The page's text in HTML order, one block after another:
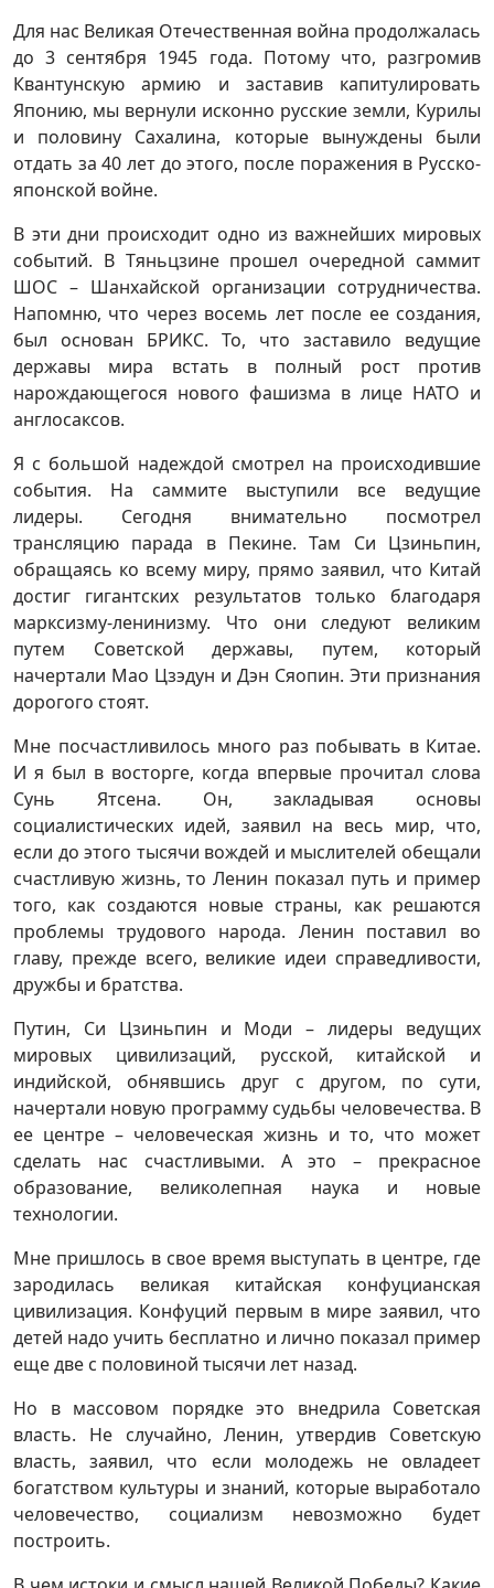
Для нас Великая Отечественная война продолжалась
до 3 сентября 1945 года. Потому что, разгромив
Квантунскую армию и заставив капитулировать
Японию, мы вернули исконно русские земли, Курилы
и половину Сахалина, которые вынуждены были
отдать за 40 лет до этого, после поражения в Русско-
японской войне.
В эти дни происходит одно из важнейших мировых
событий. В Тяньцзине прошел очередной саммит
ШОС – Шанхайской организации сотрудничества.
Напомню, что через восемь лет после ее создания,
был основан БРИКС. То, что заставило ведущие
державы мира встать в полный рост против
нарождающегося нового фашизма в лице НАТО и
англосаксов.
Я с большой надеждой смотрел на происходившие
события. На саммите выступили все ведущие
лидеры. Сегодня внимательно посмотрел
трансляцию парада в Пекине. Там
Си Цзиньпин,
обращаясь ко всему миру, прямо заявил, что Китай
достиг гигантских результатов только благодаря
марксизму-ленинизму. Что они следуют великим
путем Советской державы, путем, который
начертали Мао Цзэдун и Дэн Сяопин. Эти признания
дорогого стоят.
Мне посчастливилось много раз побывать в Китае.
И я был в восторге, когда впервые прочитал слова
Сунь Ятсена. Он, закладывая основы
социалистических идей, заявил на весь мир, что,
если до этого тысячи вождей и мыслителей обещали
счастливую жизнь, то Ленин показал путь и пример
того, как создаются новые страны, как решаются
проблемы трудового народа. Ленин поставил во
главу, прежде всего, великие идеи справедливости,
дружбы и братства.
Путин, Си Цзиньпин и Моди – лидеры ведущих
мировых цивилизаций, русской, китайской и
индийской, обнявшись друг с другом, по сути,
начертали новую программу судьбы человечества. В
ее центре – человеческая жизнь и то, что может
сделать нас счастливыми. А это – прекрасное
образование, великолепная наука и новые
технологии.
Мне пришлось в свое время выступать в центре, где
зародилась великая китайская конфуцианская
цивилизация. Конфуций первым в мире заявил, что
детей надо учить бесплатно и лично показал пример
еще две с половиной тысячи лет назад.
Но в массовом порядке это внедрила Советская
власть. Не случайно, Ленин, утвердив Советскую
власть, заявил, что если молодежь не овладеет
богатством культуры и знаний, которые выработало
человечество, социализм невозможно будет
построить.